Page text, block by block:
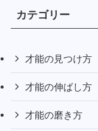
カテゴリー
才能の見つけ方
才能の伸ばし方
才能の磨き方